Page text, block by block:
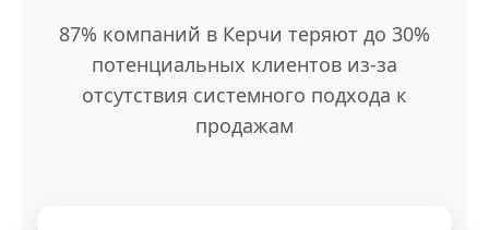
87% компаний в Керчи теряют до 30%
потенциальных клиентов из-за
отсутствия системного подхода к
продажам